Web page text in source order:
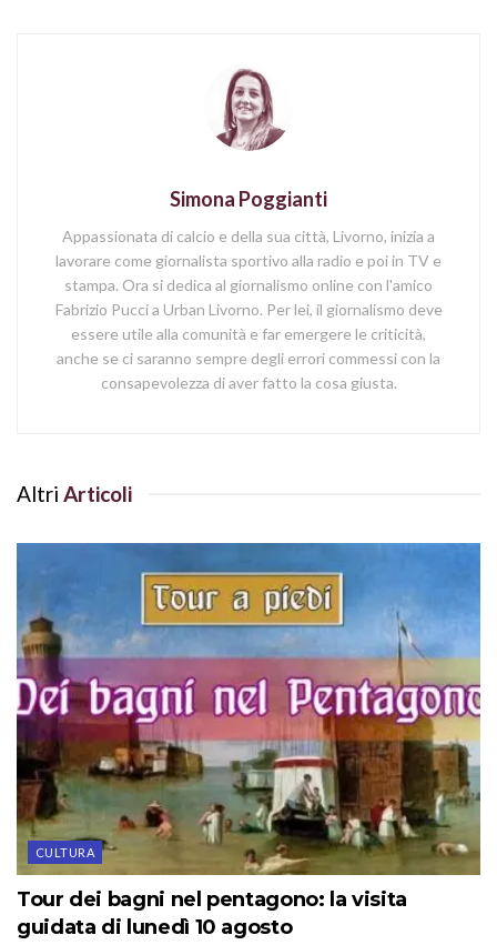
Simona Poggianti
Appassionata di calcio e della sua città, Livorno, inizia a
lavorare come giornalista sportivo alla radio e poi in TV e
stampa. Ora si dedica al giornalismo online con l'amico
Fabrizio Pucci a Urban Livorno. Per lei, il giornalismo deve
essere utile alla comunità e far emergere le criticità,
anche se ci saranno sempre degli errori commessi con la
consapevolezza di aver fatto la cosa giusta.
Altri Articoli
CULTURA
Tour dei bagni nel pentagono: la visita
guidata di lunedì 10 agosto